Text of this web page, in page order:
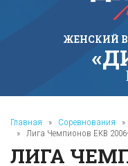
ЖЕНСКИЙ
Главная » Соревнования »
» Лига Чемпионов ЕКВ
ЛИГА